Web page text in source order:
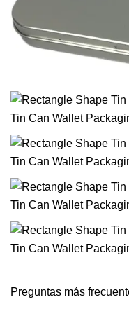
Preguntas más